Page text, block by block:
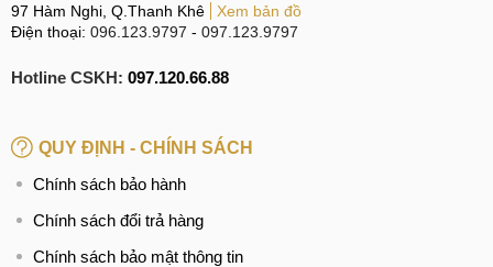
97 Hàm Nghi, Q.Thanh Khê
Xem bản đồ
Điện thoại: 096.123.9797 - 097.123.9797
Hotline CSKH: 097.120.66.88
QUY ĐỊNH - CHÍNH SÁCH
Chính sách bảo hành
Chính sách đổi trả hàng
Chính sách bảo mật thông tin